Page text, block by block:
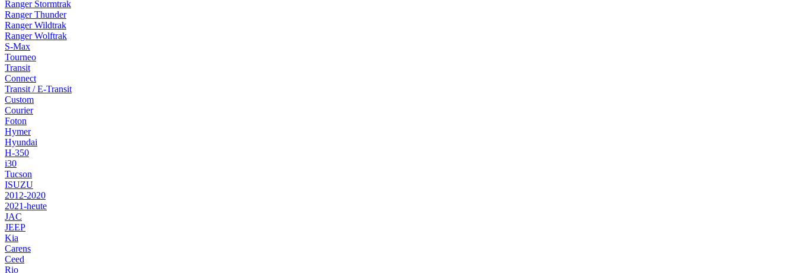
Ranger Stormtrak
Ranger Thunder
Ranger Wildtrak
Ranger Wolftrak
S-Max
Tourneo
Transit
Connect
Transit / E-Transit
Custom
Courier
Foton
Hymer
Hyundai
H-350
i30
Tucson
ISUZU
2012-2020
2021-heute
JAC
JEEP
Kia
Carens
Ceed
Rio